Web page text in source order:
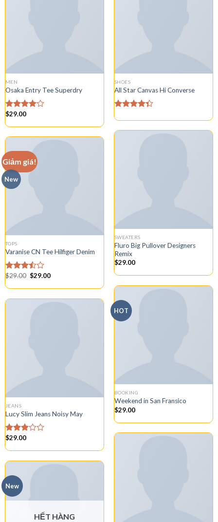
MEN
Osaka Entry Tee Superdry
Được
xếp hạng
sao
$29.00
SHOES
All Star Canvas Hi Converse
Được xếp
hạng4.33
5 sao
SWEATERS
Fluro Big Pullover Designers
Remix
$29.00
Giảm giá!
New
TOPS
Varanise CN Tee Hilfiger Denim
Được
xếp
3.505
$29.00 Giá
là:
$29.00Giá
tại
$29.00.
HOT
BOOKING
Weekend in San Fransico
$29.00
JEANS
Lucy Slim Jeans Noisy May
Được
xếp
3.005
$29.00
New
HẾT HÀNG